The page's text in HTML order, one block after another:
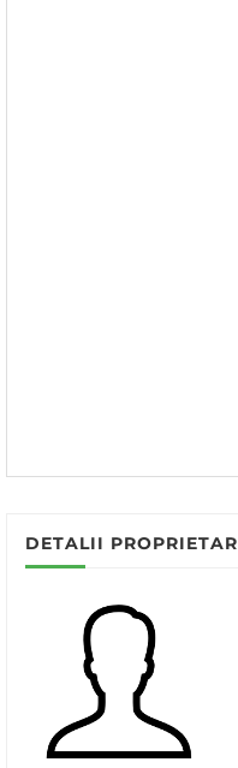
DETALII PROPRIETAR